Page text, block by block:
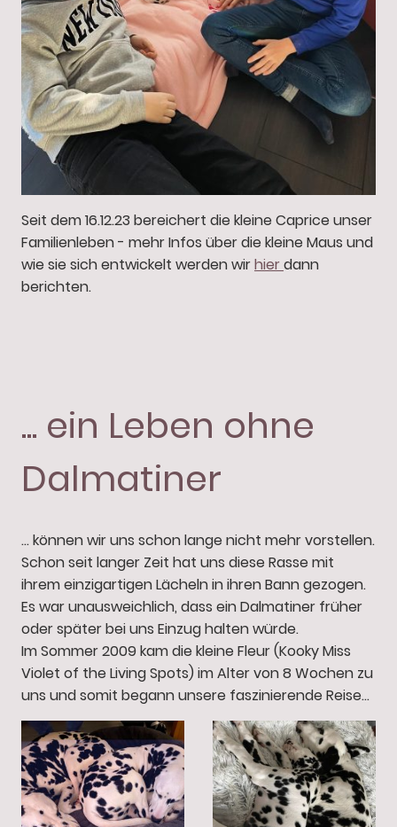
Seit dem 16.12.23 bereichert die kleine Caprice unser
Familienleben - mehr Infos über die kleine Maus und
wie sie sich entwickelt werden wirhierdann
berichten.
... ein Leben ohne
Dalmatiner
... können wir uns schon lange nicht mehr vorstellen.
Schon seit langer Zeit hat uns diese Rasse mit
ihrem einzigartigen Lächeln in ihren Bann gezogen.
Es war unausweichlich, dass ein Dalmatiner früher
oder später bei uns Einzug halten würde.
Im Sommer 2009 kam die kleine Fleur (Kooky Miss
Violet of the Living Spots) im Alter von 8 Wochen zu
uns und somit begann unsere faszinierende Reise...